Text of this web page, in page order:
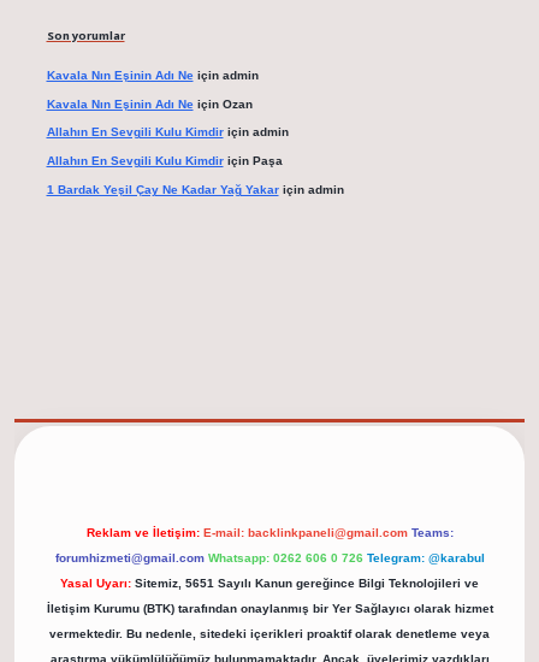
Son yorumlar
Kavala Nın Eşinin Adı Neiçin admin
Kavala Nın Eşinin Adı Neiçin Ozan
Allahın En Sevgili Kulu Kimdiriçin admin
Allahın En Sevgili Kulu Kimdiriçin Paşa
1 Bardak Yeşil Çay Ne Kadar Yağ Yakariçin admin
Reklam ve İletişim: E-mail: backlinkpaneli@gmail.com Teams:
forumhizmeti@gmail.com Whatsapp: 0262 606 0 726 Telegram: @karabul
Yasal Uyarı: Sitemiz, 5651 Sayılı Kanun gereğince Bilgi Teknolojileri ve
İletişim Kurumu (BTK) tarafından onaylanmış bir Yer Sağlayıcı olarak hizmet
vermektedir. Bu nedenle, sitedeki içerikleri proaktif olarak denetleme veya
araştırma yükümlülüğümüz bulunmamaktadır. Ancak, üyelerimiz yazdıkları